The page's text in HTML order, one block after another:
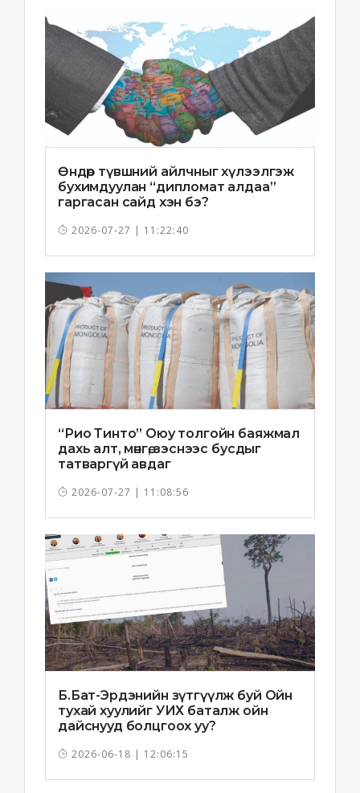
Өндөр түвшний айлчныг хүлээлгэж
бухимдуулан “дипломат алдаа”
гаргасан сайд хэн бэ?
2026-07-27 | 11:22:40
“Рио Тинто” Оюу толгойн баяжмал
дахь алт, мөнгө, зэснээс бусдыг
татваргүй авдаг
2026-07-27 | 11:08:56
Б.Бат-Эрдэнийн зүтгүүлж буй Ойн
тухай хуулийг УИХ баталж ойн
дайснууд болцгоох уу?
2026-06-18 | 12:06:15